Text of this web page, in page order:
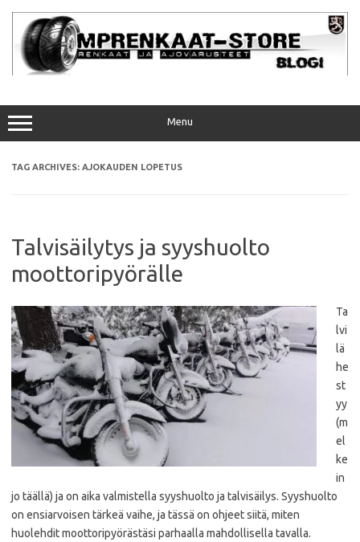
content
Menu
TAG ARCHIVES: AJOKAUDEN LOPETUS
Talvisäilytys ja syyshuolto
moottoripyörälle
Ta
lvi
lä
he
st
yy
(m
el
ke
in
jo täällä) ja on aika valmistella syyshuolto ja talvisäilys. Syyshuolto
on ensiarvoisen tärkeä vaihe, ja tässä on ohjeet siitä, miten
huolehdit moottoripyörästäsi parhaalla mahdollisella tavalla.